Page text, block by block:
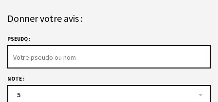
Donner votre avis :
PSEUDO :
NOTE :
5